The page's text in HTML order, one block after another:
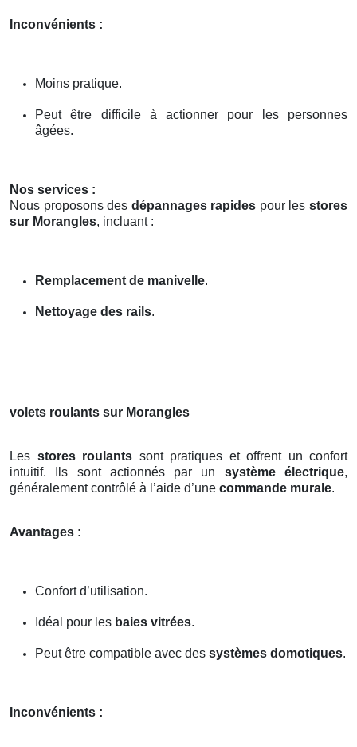
Inconvénients :
Moins pratique.
Peut être difficile à actionner pour les personnes
âgées.
Nos services :
Nous proposons des dépannages rapides pour lesstores
sur Morangles, incluant :
Remplacement de manivelle.
Nettoyage des rails.
volets roulants sur Morangles
Les stores roulants sont pratiques et offrent un confort
intuitif. Ils sont actionnés par un système électrique,
généralement contrôlé à l’aide d’une commande murale.
Avantages :
Confort d’utilisation.
Idéal pour les baies vitrées.
Peut être compatible avec des systèmes domotiques.
Inconvénients :